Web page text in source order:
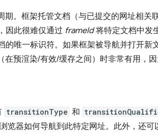
。框架托管文档（与已提交的网址相关
因此很难仅通过 frameId将特定文档中发
的唯一标识符。如果框架被导航并打开新
预渲染/有效/缓存之间）时非常有用，因
transitionType 和
览器如何导航到此特定网址。此外，还可